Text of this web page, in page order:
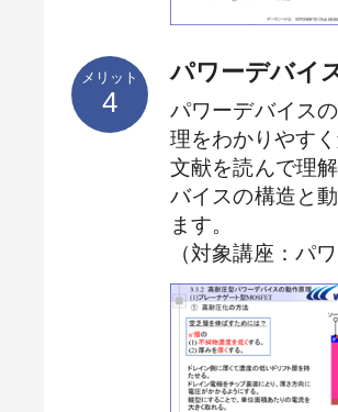
メリット
4
パワーデバイ
パワーデバイス
理をわかりやす
文献を読んで理
バイスの構造と
ます。
（対象講座：パ